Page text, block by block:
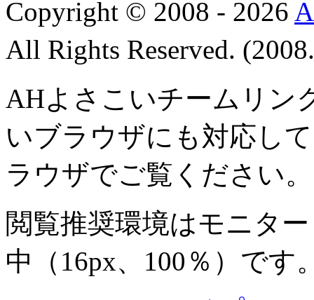
Copyright © 2008 - 2026
All Rights Reserved.
AHよさこいチームリン
いブラウザにも対応し
ラウザでご覧ください。
閲覧推奨環境はモニター
中
（16px、100％）です